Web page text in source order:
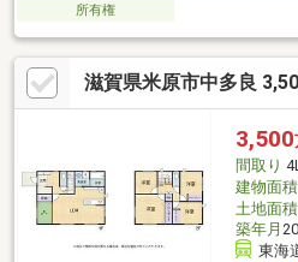
所有権
滋賀県米原市中多良
3,500
間取り
建物面積
土地面積
築年月
東海